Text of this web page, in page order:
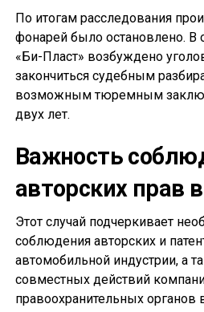
По итогам расследования
фонарей было остановлено. В
«Би-Пласт» возбуждено
закончиться судебным
возможным тюремным
двух лет.
Важность
авторских прав
Этот случай подчеркивает
соблюдения авторских и
автомобильной индустрии, а
совместных действий
правоохранительных